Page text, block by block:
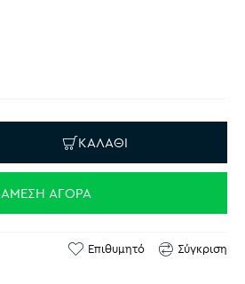
ΚΑΛΆΘΙ
ΆΜΕΣΗ ΑΓΟΡΆ
Επιθυμητό Σύγκριση